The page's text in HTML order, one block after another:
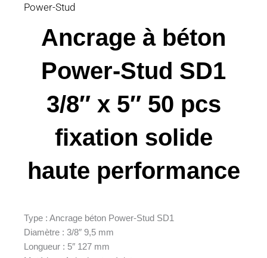
Power-Stud
Ancrage à béton
Power-Stud SD1
3/8″ x 5″ 50 pcs
fixation solide
haute performance
Type : Ancrage béton Power-Stud SD1
Diamètre : 3/8″ 9,5 mm
Longueur : 5″ 127 mm